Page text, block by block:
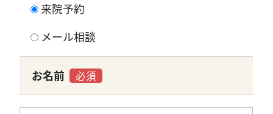
来院予約
メール相談
お名前 必須